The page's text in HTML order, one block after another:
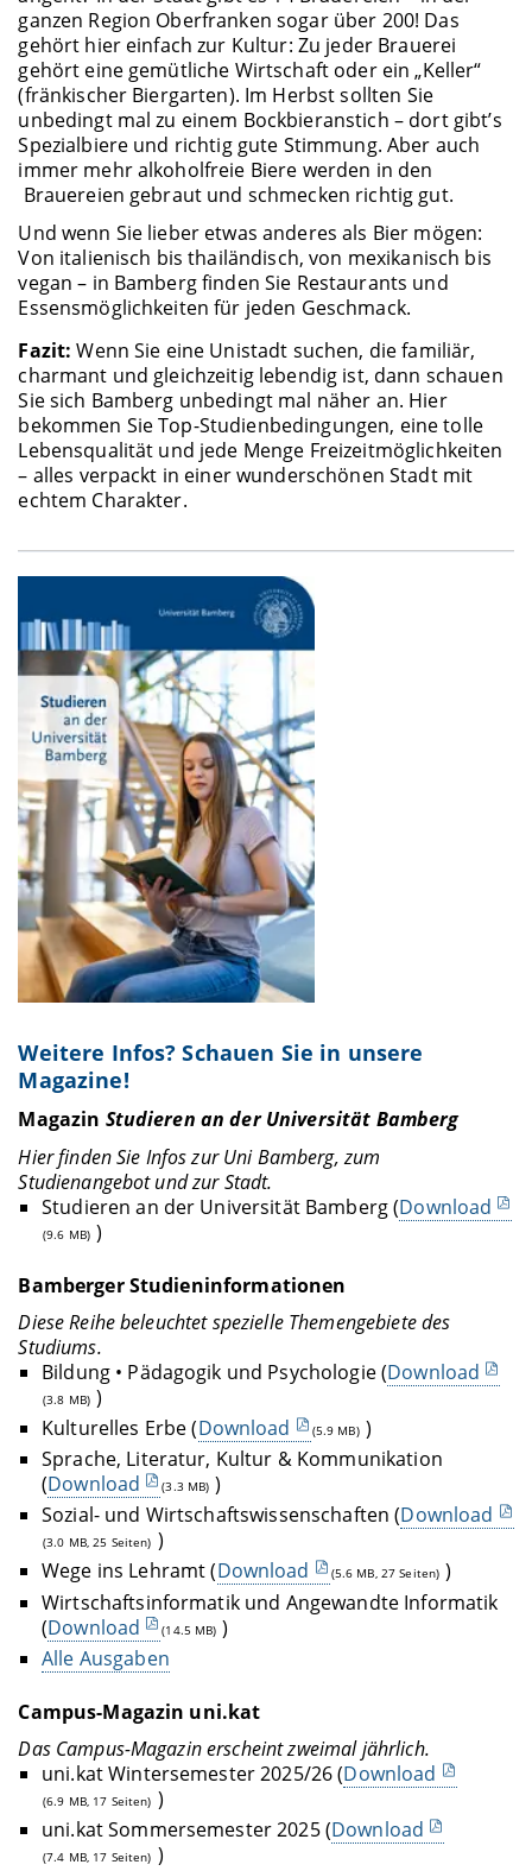
ganzen Region Oberfranken sogar über 200! Das
gehört hier einfach zur Kultur: Zu jeder Brauerei
gehört eine gemütliche Wirtschaft oder ein „Keller“
(fränkischer Biergarten). Im Herbst sollten Sie
unbedingt mal zu einem Bockbieranstich – dort gibt’s
Spezialbiere und richtig gute Stimmung. Aber auch
immer mehr alkoholfreie Biere werden in den
Brauereien gebraut und schmecken richtig gut.
Und wenn Sie lieber etwas anderes als Bier mögen:
Von italienisch bis thailändisch, von mexikanisch bis
vegan – in Bamberg finden Sie Restaurants und
Essensmöglichkeiten für jeden Geschmack.
Fazit: Wenn Sie eine Unistadt suchen, die familiär,
charmant und gleichzeitig lebendig ist, dann schauen
Sie sich Bamberg unbedingt mal näher an. Hier
bekommen Sie Top-Studienbedingungen, eine tolle
Lebensqualität und jede Menge Freizeitmöglichkeiten
– alles verpackt in einer wunderschönen Stadt mit
echtem Charakter.
Weitere Infos? Schauen Sie in unsere
Magazine!
Magazin Studieren an der Universität Bamberg
Hier finden Sie Infos zur Uni Bamberg, zum
Studienangebot und zur Stadt.
Studieren an der Universität Bamberg (Download
(9.6 MB) )
Bamberger Studieninformationen
Diese Reihe beleuchtet spezielle Themengebiete des
Studiums.
Bildung • Pädagogik und Psychologie (Download
(3.8 MB) )
Kulturelles Erbe (Download (5.9 MB) )
Sprache, Literatur, Kultur & Kommunikation
(Download (3.3 MB) )
Sozial- und Wirtschaftswissenschaften (Download
(3.0 MB, 25 Seiten) )
Wege ins Lehramt (Download (5.6 MB, 27 Seiten) )
Wirtschaftsinformatik und Angewandte Informatik
(Download (14.5 MB) )
Alle Ausgaben
Campus-Magazin uni.kat
Das Campus-Magazin erscheint zweimal jährlich.
uni.kat Wintersemester 2025/26 (Download
(6.9 MB, 17 Seiten) )
uni.kat Sommersemester 2025 (Download
(7.4 MB, 17 Seiten) )